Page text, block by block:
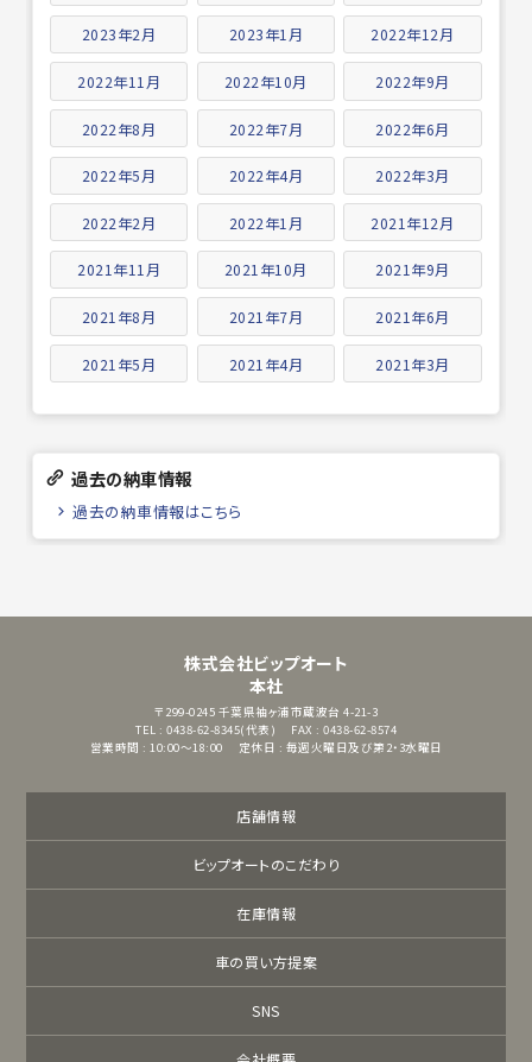
2023年2月 2023年1月 2022年12月
2022年11月 2022年10月 2022年9月
2022年8月 2022年7月 2022年6月
2022年5月 2022年4月 2022年3月
2022年2月 2022年1月 2021年12月
2021年11月 2021年10月 2021年9月
2021年8月 2021年7月 2021年6月
2021年5月 2021年4月 2021年3月
過去の納車情報
過去の納車情報はこちら
株式会社ビップオート
本社
〒299-0245 千葉県袖ヶ浦市蔵波台 4-21-3
TEL : 0438-62-8345(代表)
FAX : 0438-62-8574
営業時間 : 10:00～18:00
定休日 : 毎週火曜日及び第2・3水曜日
店舗情報
ビップオートのこだわり
在庫情報
車の買い方提案
SNS